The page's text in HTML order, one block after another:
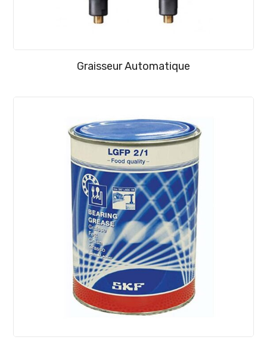
Graisseur Automatique